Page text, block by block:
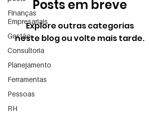
Finanças
Empresariais
Gestão
Consultoria
Planejamento
Ferramentas
Pessoas
RH
Posts em breve
Explore outras categorias
neste blog ou volte mais tarde.